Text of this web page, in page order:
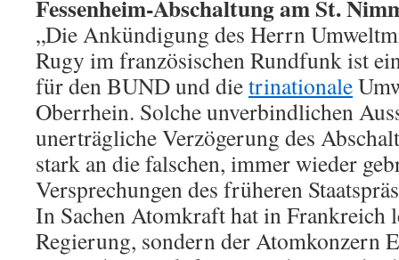
Fessenheim-Abschaltung am St.
„Die Ankündigung des Herrn
Rugy im französischen Rundfunk ist
für den BUND und dietrinationale
Oberrhein. Solche unverbindlichen
unerträgliche Verzögerung des
stark an die falschen, immer wieder
Versprechungen des früheren
In Sachen Atomkraft hat in Frankreich
Regierung, sondern der Atomkonzern